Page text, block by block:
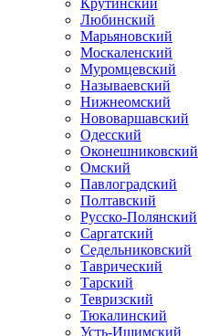
Крутинский
Любинский
Марьяновский
Москаленский
Муромцевский
Называевский
Нижнеомский
Нововаршавский
Одесский
Оконешниковский
Омский
Павлоградский
Полтавский
Русско-Полянский
Саргатский
Седельниковский
Таврический
Тарский
Тевризский
Тюкалинский
Усть-Ишимский